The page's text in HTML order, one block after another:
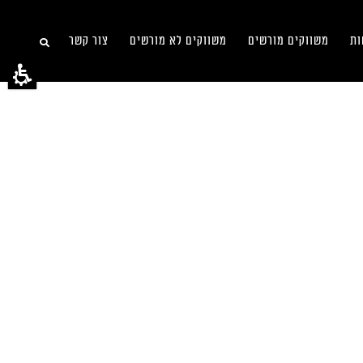
משווקים מורשים משווקים לא מורשים צור קשר